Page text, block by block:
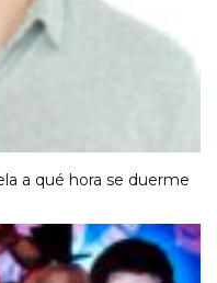
a qué hora se duerme